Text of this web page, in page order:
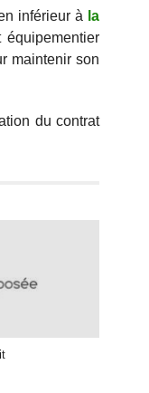
inférieur à la
maintenir son
du contrat